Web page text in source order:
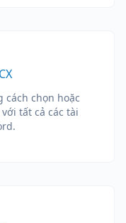
cách chọn hoặc
tất cả các tài